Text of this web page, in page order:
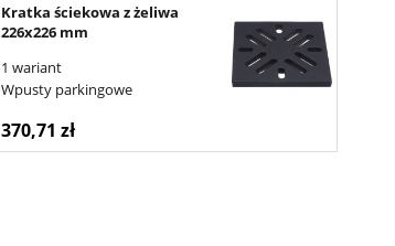
Kratka ściekowa z żeliwa
226x226 mm
1 wariant
Wpusty parkingowe
370,71 zł